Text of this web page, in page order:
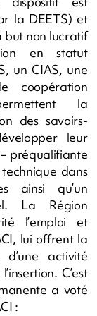
la DEETS) et
but non lucratif
en statut
un CIAS, une
coopération
la
des savoirs-
leur
préqualifiante
dans
ainsi qu’un
La Région
l’emploi et
lui offrent la
d’une activité
C’est
a voté
: